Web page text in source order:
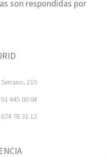
son respondidas por
Serrano, 215
91 445 00 04
674 78 31 12